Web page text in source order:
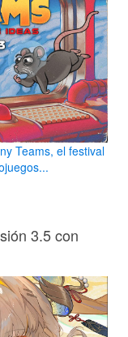
Teams, el festival
3.5 con